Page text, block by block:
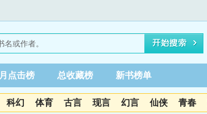
月点击榜 总收藏榜 新书榜单
科幻 体育 古言 现言 幻言 仙侠 青春